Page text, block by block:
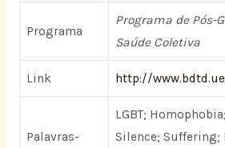
Programa
Programa de Pós-
Saúde Coletiva
Link http://
Palavras-
LGBT;
Silence; Suffering;